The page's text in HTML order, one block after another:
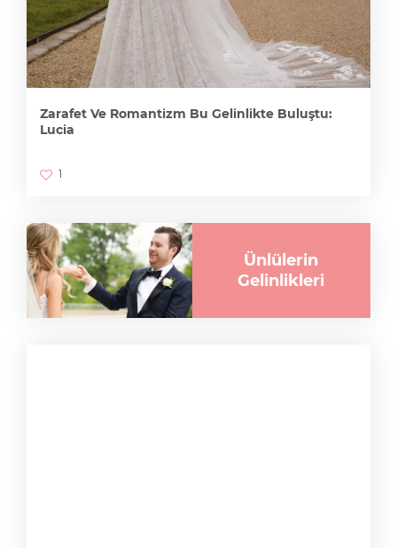
Zarafet Ve Romantizm Bu Gelinlikte Buluştu:
Lucia
1
Ünlülerin
Gelinlikleri